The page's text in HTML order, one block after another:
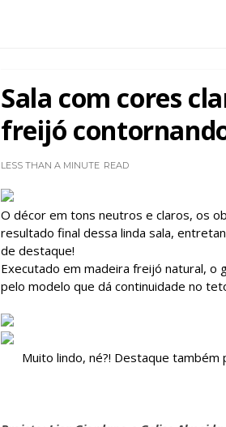
Sala com cores
freijó
LESS THAN A MINUTE READ
O décor em tons neutros e claros, os
resultado final dessa linda sala,
de destaque!
Executado em madeira freijó natural, o
pelo modelo que dá continuidade no
Muito lindo, né?! Destaque